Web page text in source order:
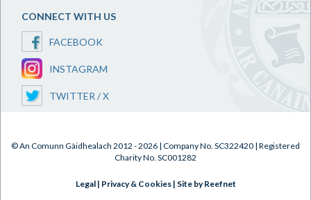
CONNECT WITH US
FACEBOOK
INSTAGRAM
TWITTER / X
© An Comunn Gàidhealach 2012 - 2026 | Company No. SC322420 | Registered
Charity No. SC001282
Legal| Privacy & Cookies| Site by Reefnet